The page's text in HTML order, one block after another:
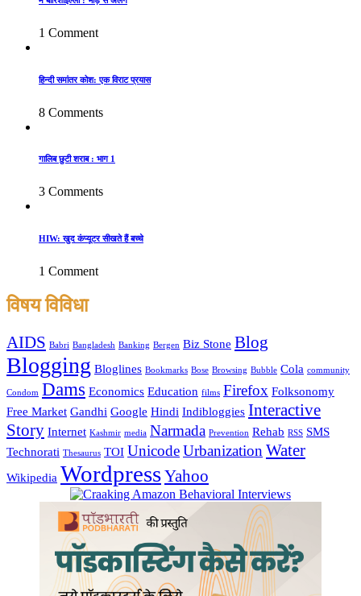
1 Comment
हिन्दी समांतर कोश: एक विराट प्रयास
8 Comments
गालिब छुटी शराब : भाग 1
3 Comments
HIW: खुद कंप्यूटर सीखते हैं बच्चे
1 Comment
विषय विविधा
AIDS Babri Bangladesh Banking Bergen Biz Stone Blog
Blogging Bloglines Bookmarks Bose Browsing Bubble Cola community
Condom Dams Economics Education films Firefox Folksonomy
Free Market Gandhi Google Hindi Indibloggies Interactive
Story Internet Kashmir media Narmada Prevention Rehab RSS SMS
Technorati Thesaurus TOI UnicodeUrbanization Water
Wikipedia WordpressYahoo